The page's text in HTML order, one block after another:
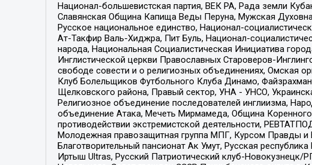
Национал-большевистская партия, ВЕК РА, Рада земли
Славянская Община Капища Веды Перуна, Мужская
Русское национальное единство, Национал-
Ат-Такфир Валь-Хиджра, Пит Буль, Национал-
народа, Национальная Социалистическая Инициатива
Инглистической церкви Православных Староверов-
свободе совести и о религиозных объединениях, Омская
Клуб Болельщиков Футбольного Клуба Динамо,
Щелковского района, Правый сектор, УНА - УНСО,
Религиозное объединение последователей инглиизма,
объединение Атака, Мечеть Мирмамеда, Община
противодействии экстремистской деятельности,
Молодежная правозащитная группа МПГ, Курсом Правды и
Благотворительный пансионат Ак Умут, Русская
Иртыш Ultras, Русский Патриотический клуб-